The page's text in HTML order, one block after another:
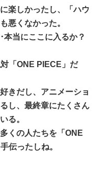
楽しかったし、「ハウ
悪くなかった。
本当にここに入るか？
「ONE PIECE」だ
きだし、アニメーショ
し、最終章にたくさん
る。
くの人たちを「ONE
伝ったしね。